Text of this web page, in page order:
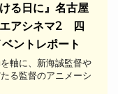
る日に』名古屋
エアシネマ2 四
ントレポート
軸に、新海誠監督や
る監督のアニメーシ